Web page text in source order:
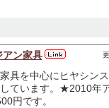
アン家具
具を中心にヒヤシン
ています。★2010年
円です。